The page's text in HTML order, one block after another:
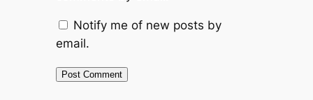
Notify me of new posts by
email.